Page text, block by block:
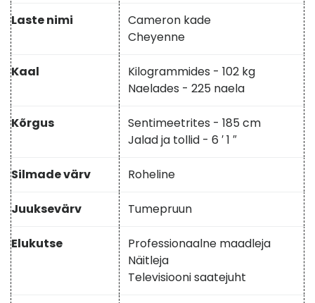
Laste nimi
Cameron kade
Cheyenne
Kaal
Kilogrammides - 102 kg
Naelades - 225 naela
Kõrgus
Sentimeetrites - 185 cm
Jalad ja tollid - 6 ′ 1 ″
Silmade värv Roheline
Juuksevärv Tumepruun
Elukutse
Professionaalne maadleja
Näitleja
Televisiooni saatejuht